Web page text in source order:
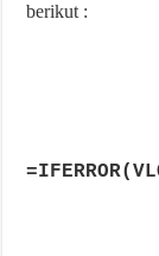
berikut :